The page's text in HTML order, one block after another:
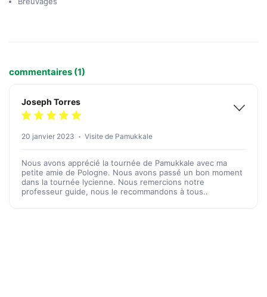
commentaires (1)
Joseph Torres
20 janvier 2023 Visite de Pamukkale
Nous avons apprécié la tournée de Pamukkale avec ma
petite amie de Pologne. Nous avons passé un bon moment
dans la tournée lycienne. Nous remercions notre
professeur guide, nous le recommandons à tous..